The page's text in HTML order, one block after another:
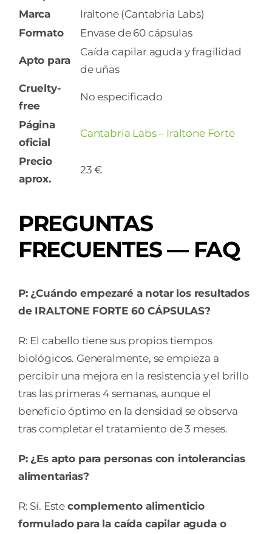
Marca
Iraltone (Cantabria Labs)
Formato
Envase de 60 cápsulas
Apto para
Caída capilar aguda y fragilidad
de uñas
Cruelty-
free
No especificado
Página
oficial
Cantabria Labs – Iraltone Forte
Precio
aprox.
23 €
PREGUNTAS
FRECUENTES — FAQ
P: ¿Cuándo empezaré a notar los resultados
de IRALTONE FORTE 60 CÁPSULAS?
R: El cabello tiene sus propios tiempos
biológicos. Generalmente, se empieza a
percibir una mejora en la resistencia y el brillo
tras las primeras 4 semanas, aunque el
beneficio óptimo en la densidad se observa
tras completar el tratamiento de 3 meses.
P: ¿Es apto para personas con intolerancias
alimentarias?
R: Sí. Este complemento alimenticio
formulado para la caída capilar aguda o